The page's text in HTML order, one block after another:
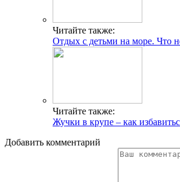
Читайте также:
Отдых с детьми на море. Что
Читайте также:
Жучки в крупе – как
Добавить комментарий